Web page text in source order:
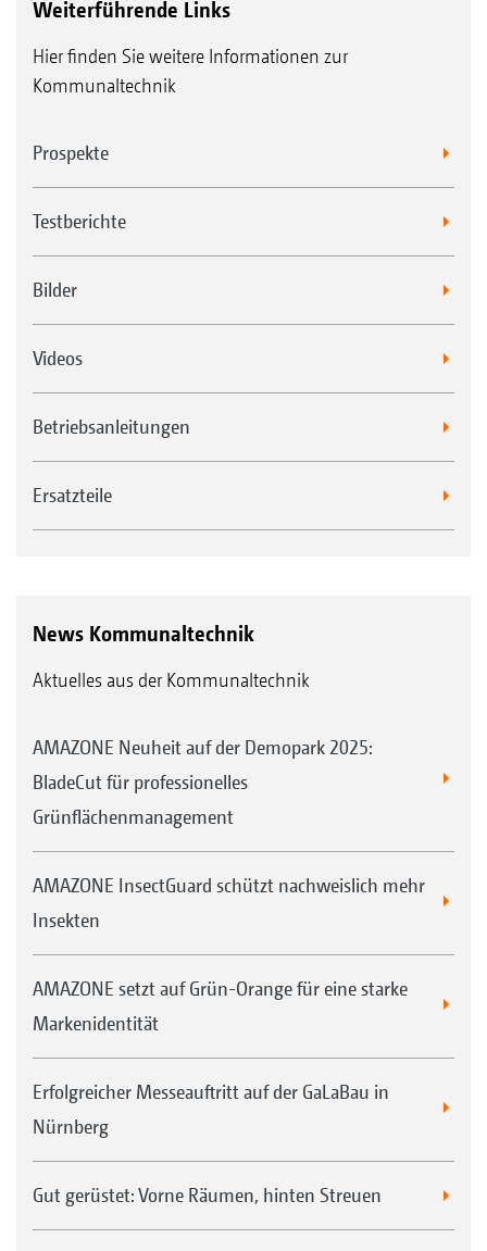
LED-Heckbeleuchtung des Beleuchtungssets
LED-Arbeitsleuchte und/oder Rundumleuchte
Auf Wunsch sind extra breite Reifen lieferbar
Weiterführende Links
Hier finden Sie weitere Informationen zur
Kommunaltechnik
Prospekte
Testberichte
Bilder
Videos
Betriebsanleitungen
Ersatzteile
News Kommunaltechnik
Aktuelles aus der Kommunaltechnik
AMAZONE Neuheit auf der Demopark 2025:
BladeCut für professionelles
Grünflächenmanagement
AMAZONE InsectGuard schützt nachweislich mehr
Insekten
AMAZONE setzt auf Grün-Orange für eine starke
Markenidentität
Erfolgreicher Messeauftritt auf der GaLaBau in
Nürnberg
Gut gerüstet: Vorne Räumen, hinten Streuen